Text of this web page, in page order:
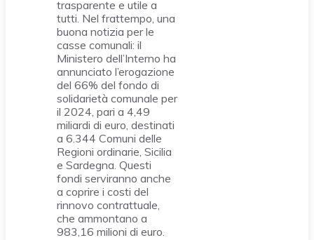
trasparente e utile a
tutti. Nel frattempo, una
buona notizia per le
casse comunali: il
Ministero dell’Interno ha
annunciato l’erogazione
del 66% del fondo di
solidarietà comunale per
il 2024, pari a 4,49
miliardi di euro, destinati
a 6.344 Comuni delle
Regioni ordinarie, Sicilia
e Sardegna. Questi
fondi serviranno anche
a coprire i costi del
rinnovo contrattuale,
che ammontano a
983,16 milioni di euro.